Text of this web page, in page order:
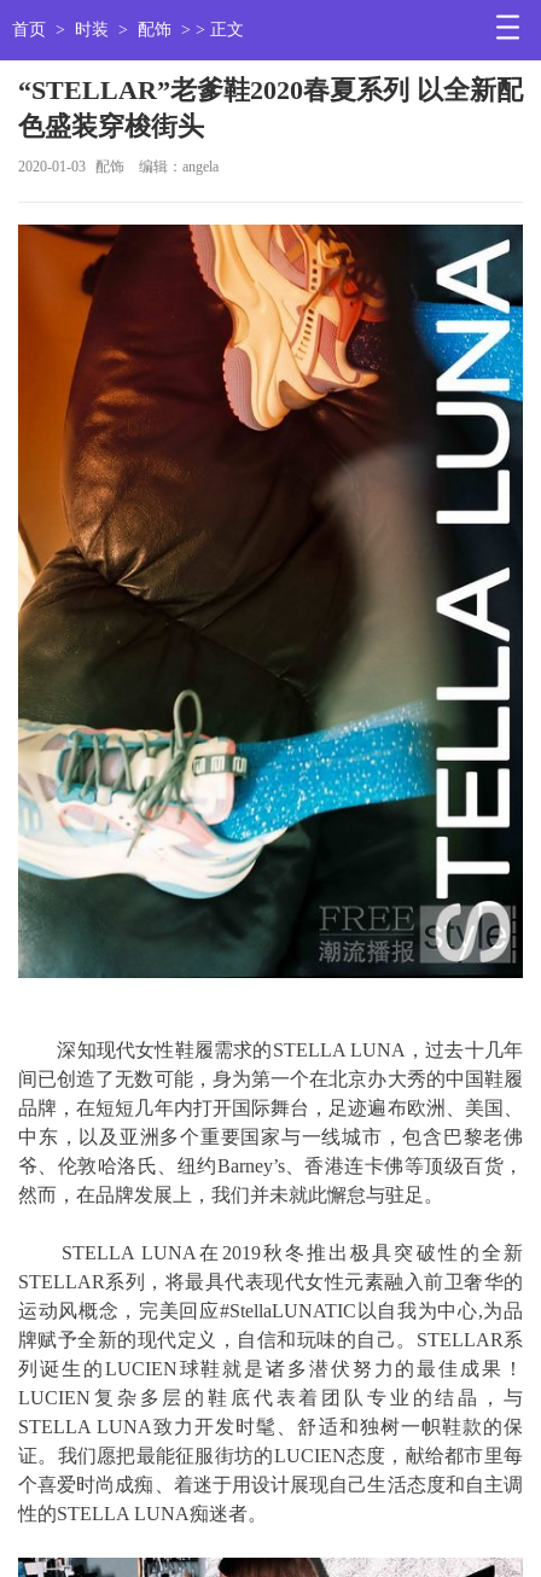
首页 > 时装 > 配饰 > > 正文
“STELLAR”老爹鞋2020春夏系列 以全新配
色盛装穿梭街头
2020-01-03 配饰 编辑：angela
深知现代女性鞋履需求的STELLA LUNA，过去十几年
间已创造了无数可能，身为第一个在北京办大秀的中国鞋履
品牌，在短短几年内打开国际舞台，足迹遍布欧洲、美国、
中东，以及亚洲多个重要国家与一线城市，包含巴黎老佛
爷、伦敦哈洛氏、纽约Barney’s、香港连卡佛等顶级百货，
然而，在品牌发展上，我们并未就此懈怠与驻足。
STELLA LUNA在2019秋冬推出极具突破性的全新
STELLAR系列，将最具代表现代女性元素融入前卫奢华的
运动风概念，完美回应#StellaLUNATIC以自我为中心,为品
牌赋予全新的现代定义，自信和玩味的自己。STELLAR系
列诞生的LUCIEN球鞋就是诸多潜伏努力的最佳成果！
LUCIEN复杂多层的鞋底代表着团队专业的结晶，与
STELLA LUNA致力开发时髦、舒适和独树一帜鞋款的保
证。我们愿把最能征服街坊的LUCIEN态度，献给都市里每
个喜爱时尚成痴、着迷于用设计展现自己生活态度和自主调
性的STELLA LUNA痴迷者。